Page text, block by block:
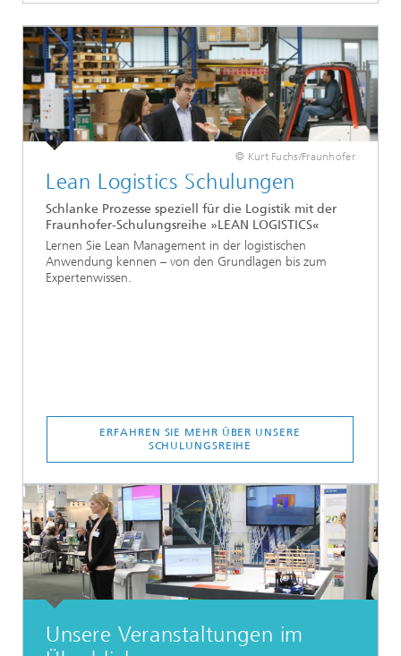
© Kurt Fuchs/Fraunhofer
Lean Logistics Schulungen
Schlanke Prozesse speziell für die Logistik mit der
Fraunhofer-Schulungsreihe »LEAN LOGISTICS«
Lernen Sie Lean Management in der logistischen
Anwendung kennen – von den Grundlagen bis zum
Expertenwissen.
ERFAHREN SIE MEHR ÜBER UNSERE
SCHULUNGSREIHE
Unsere Veranstaltungen im